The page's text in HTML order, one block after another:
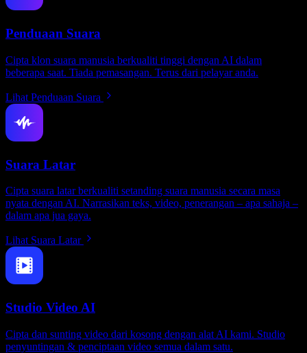
Penduaan Suara
Cipta klon suara manusia berkualiti tinggi dengan AI dalam
beberapa saat. Tiada pemasangan. Terus dari pelayar anda.
Lihat Penduaan Suara
Suara Latar
Cipta suara latar berkualiti setanding suara manusia secara masa
nyata dengan AI. Narrasikan teks, video, penerangan – apa sahaja –
dalam apa jua gaya.
Lihat Suara Latar
Studio Video AI
Cipta dan sunting video dari kosong dengan alat AI kami. Studio
penyuntingan & penciptaan video semua dalam satu.